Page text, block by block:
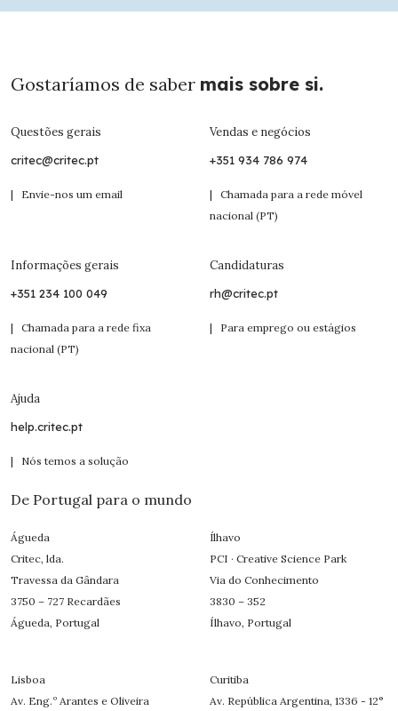
Gostaríamos de saber mais sobre si.
Questões gerais
critec@critec.pt
| Envie-nos um email
Vendas e negócios
+351 934 786 974
| Chamada para a rede móvel
nacional (PT)
Informações gerais
+351 234 100 049
| Chamada para a rede fixa
nacional (PT)
Candidaturas
rh@critec.pt
| Para emprego ou estágios
Ajuda
help.critec.pt
| Nós temos a solução
De Portugal para o mundo
Águeda
Critec, lda.
Travessa da Gândara
3750 – 727 Recardães
Águeda, Portugal
Ílhavo
PCI · Creative Science Park
Via do Conhecimento
3830 – 352
Ílhavo, Portugal
Lisboa
Av. Eng.º Arantes e Oliveira
Curitiba
Av. República Argentina, 1336 - 12°